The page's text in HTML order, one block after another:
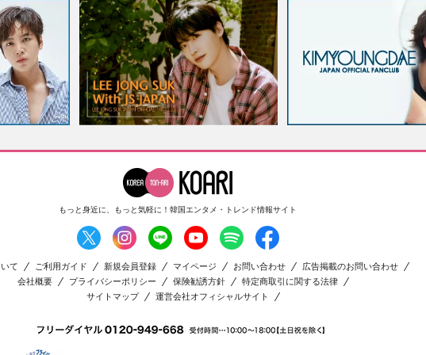
もっと身近に、もっと気軽に！ 韓国エンタメ・トレンド情報サイト
て ご利用ガイド 新規会員登録 マイページ お問い合わせ
広告掲載のお問い合わせ
会社概要
プライバシーポリシー 保険勧誘方針
特定商取引に関する法律
サイトマップ
運営会社オフィシャルサイト